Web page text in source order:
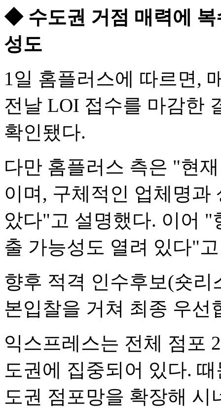
◆ 수도권 거점 매력에
성도
1일 홈플러스에 따르면,
전날 LOI 접수를 마감한
확인됐다.
다만 홈플러스 측은 "현
이며, 구체적인 업체명과
았다"고 설명했다. 이어
출 가능성도 열려 있다"
향후 적격 인수후보(숏
본입찰을 거쳐 최종 우선
익스프레스는 전체 점포
도권에 집중되어 있다.
도권 점포망을 확장해 시